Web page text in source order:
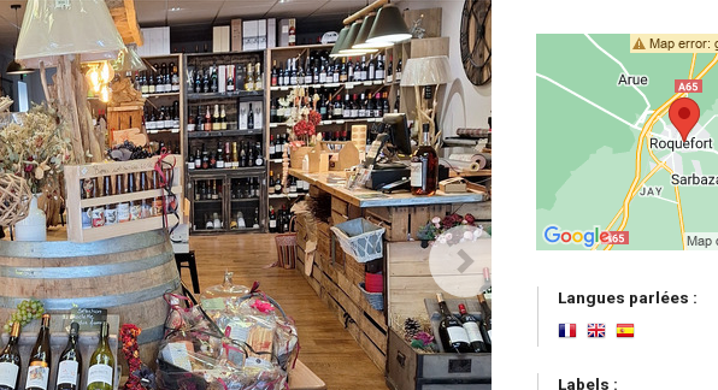
Langues parlées :
Labels :